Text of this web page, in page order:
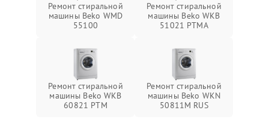
Ремонт стиральной
машины Beko WMD
55100
Ремонт стиральной
машины Beko WKB
51021 PTМА
Ремонт стиральной
машины Beko WKB
60821 PTМ
Ремонт стиральной
машины Beko WKN
50811M RUS